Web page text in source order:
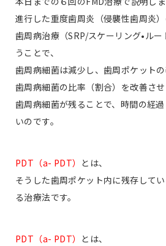
進行した重度歯周炎（侵襲性歯周炎）
歯周病治療（SRP/スケーリング•ル
うことで、
歯周病細菌は減少し、歯周ポケットの
歯周病細菌の比率（割合）を改善させ
歯周病細菌が残ることで、時間の経
いのです。
PDT（a- PDT） とは、
そうした歯周ポケット内に残存して
る治療法です。
PDT（a- PDT） とは、